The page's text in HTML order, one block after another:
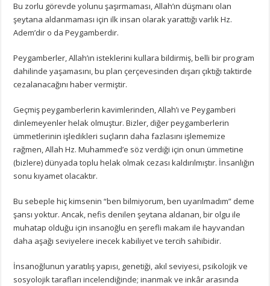
Bu zorlu görevde yolunu şaşırmaması, Allah’ın düşmanı olan
şeytana aldanmaması için ilk insan olarak yarattığı varlık Hz.
Adem’dir o da Peygamberdir.
Peygamberler, Allah’ın isteklerini kullara bildirmiş, belli bir program
dahilinde yaşamasını, bu plan çerçevesinden dışarı çıktığı taktirde
cezalanacağını haber vermiştir.
Geçmiş peygamberlerin kavimlerinden, Allah’ı ve Peygamberi
dinlemeyenler helak olmuştur. Bizler, diğer peygamberlerin
ümmetlerinin işledikleri suçların daha fazlasını işlememize
rağmen, Allah Hz. Muhammed’e söz verdiği için onun ümmetine
(bizlere) dünyada toplu helak olmak cezası kaldırılmıştır. İnsanlığın
sonu kıyamet olacaktır.
Bu sebeple hiç kimsenin “ben bilmiyorum, ben uyarılmadım” deme
şansı yoktur. Ancak, nefis denilen şeytana aldanan, bir olgu ile
muhatap olduğu için insanoğlu en şerefli makam ile hayvandan
daha aşağı seviyelere inecek kabiliyet ve tercih sahibidir.
İnsanoğlunun yaratılış yapısı, genetiği, akıl seviyesi, psikolojik ve
sosyolojik tarafları incelendiğinde; inanmak ve inkâr arasında